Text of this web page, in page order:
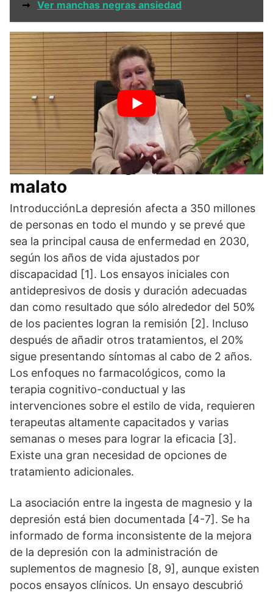
➞ Ver manchas negras ansiedad
Citrato de magnesio frente a
malato
IntroducciónLa depresión afecta a 350 millones
de personas en todo el mundo y se prevé que
sea la principal causa de enfermedad en 2030,
según los años de vida ajustados por
discapacidad [1]. Los ensayos iniciales con
antidepresivos de dosis y duración adecuadas
dan como resultado que sólo alrededor del 50%
de los pacientes logran la remisión [2]. Incluso
después de añadir otros tratamientos, el 20%
sigue presentando síntomas al cabo de 2 años.
Los enfoques no farmacológicos, como la
terapia cognitivo-conductual y las
intervenciones sobre el estilo de vida, requieren
terapeutas altamente capacitados y varias
semanas o meses para lograr la eficacia [3].
Existe una gran necesidad de opciones de
tratamiento adicionales.
La asociación entre la ingesta de magnesio y la
depresión está bien documentada [4-7]. Se ha
informado de forma inconsistente de la mejora
de la depresión con la administración de
suplementos de magnesio [8, 9], aunque existen
pocos ensayos clínicos. Un ensayo descubrió